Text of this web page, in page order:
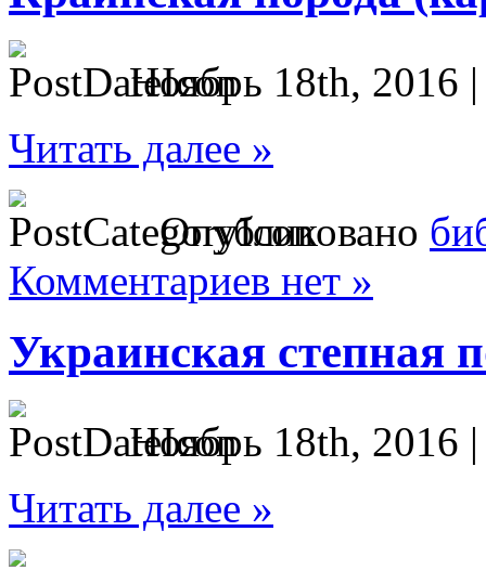
Ноябрь 18th, 2016
Читать далее »
Опубликовано
Комментариев нет »
Украинская степная
Ноябрь 18th, 2016
Читать далее »